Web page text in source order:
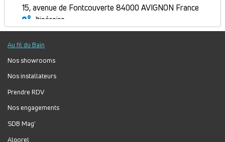
15, avenue de Fontcouverte 84000 AVIGNON France
Itinéraire
Jour
Plage
horaire
Lundi :
Mardi :
Mercredi :
Vendredi :
Samedi :
Fermé
Dimanche :
Au fil du Bain
Nos showrooms
Nos installateurs
Prendre RDV
Nos engagements
SDB Mag'
Algorel